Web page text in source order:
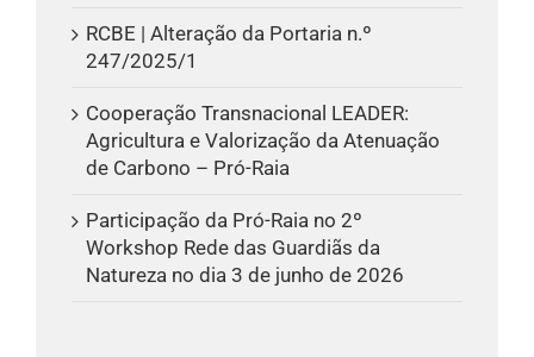
RCBE | Alteração da Portaria n.º
247/2025/1
Cooperação Transnacional LEADER:
Agricultura e Valorização da Atenuação
de Carbono – Pró-Raia
Participação da Pró-Raia no 2º
Workshop Rede das Guardiãs da
Natureza no dia 3 de junho de 2026